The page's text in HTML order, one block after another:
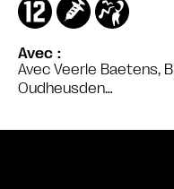
Avec
Avec Veerle Baetens,
Oudheusden…